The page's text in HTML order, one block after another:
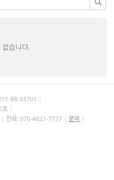
없습니다.
88-33701
호
전화: 070-4021-7777
문의